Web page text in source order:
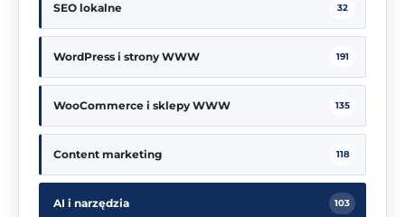
SEO lokalne 32
WordPress i strony WWW 191
WooCommerce i sklepy WWW 135
Content marketing 118
AI i narzędzia 103